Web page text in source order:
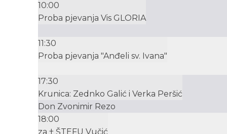
10:00
Proba pjevanja Vis GLORIA
11:30
Proba pjevanja "Anđeli sv. Ivana"
17:30
Krunica: Zednko Galić i Verka Peršić
Don Zvonimir Rezo
18:00
za † ŠTEFU Vučić